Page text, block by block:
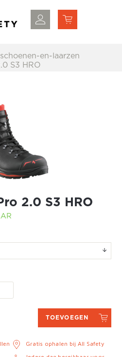
en-laarzen
S3 HRO
2.0 S3 HRO
TOEVOEGEN
Gratis ophalen bij All Safety